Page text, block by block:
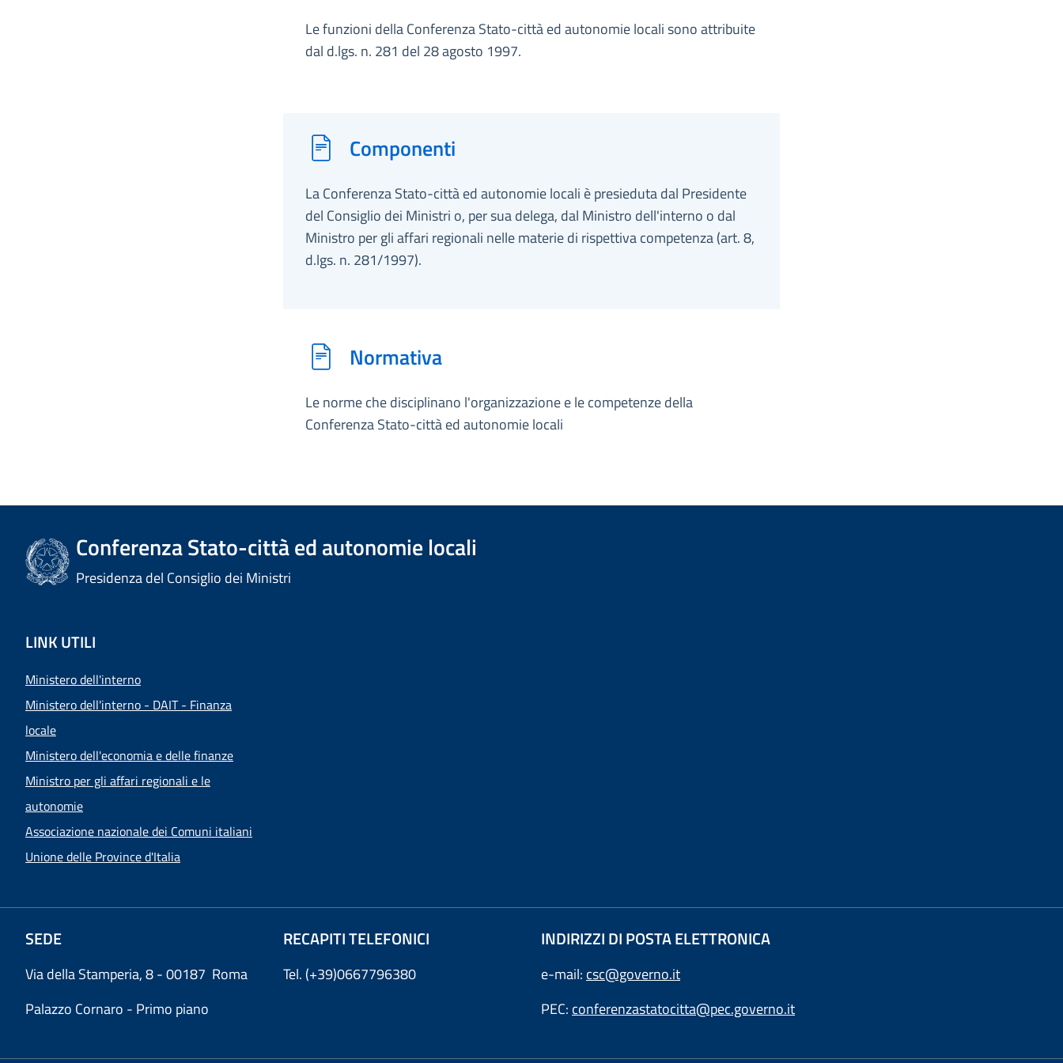
Le funzioni della Conferenza Stato-città ed autonomie locali sono attribuite
dal d.lgs. n. 281 del 28 agosto 1997.
Componenti
La Conferenza Stato-città ed autonomie locali è presieduta dal Presidente
del Consiglio dei Ministri o, per sua delega, dal Ministro dell'interno o dal
Ministro per gli affari regionali nelle materie di rispettiva competenza (art. 8,
d.lgs. n. 281/1997).
Normativa
Le norme che disciplinano l'organizzazione e le competenze della
Conferenza Stato-città ed autonomie locali
Conferenza Stato-città ed autonomie locali
Presidenza del Consiglio dei Ministri
LINK UTILI
Ministero dell'interno
Ministero dell'interno - DAIT - Finanza
locale
Ministero dell'economia e delle finanze
Ministro per gli affari regionali e le
autonomie
Associazione nazionale dei Comuni italiani
Unione delle Province d'Italia
SEDE
Via della Stamperia, 8 - 00187 Roma
Palazzo Cornaro - Primo piano
RECAPITI TELEFONICI
Tel. (+39)0667796380
INDIRIZZI DI POSTA ELETTRONICA
e-mail: csc@governo.it
PEC: conferenzastatocitta@pec.governo.it